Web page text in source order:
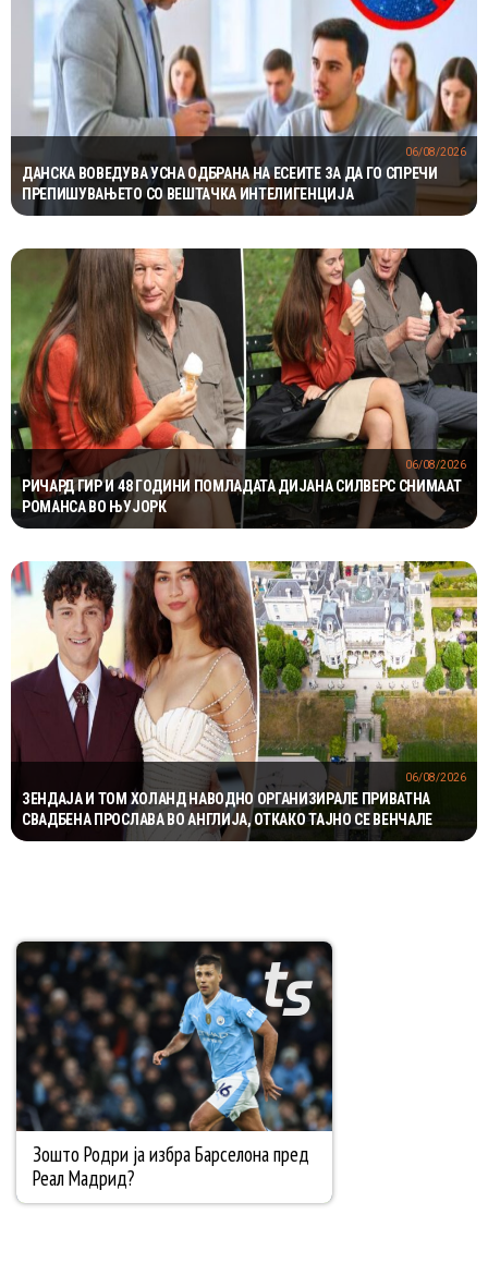
ДАНСКА ВОВЕДУВА УСНА ОДБРАНА НА ЕСЕИТЕ ЗА ДА ГО СПРЕЧИ
ПРЕПИШУВАЊЕТО СО ВЕШТАЧКА ИНТЕЛИГЕНЦИЈА
06/08/2026
РИЧАРД ГИР И 48 ГОДИНИ ПОМЛАДАТА ДИЈАНА СИЛВЕРС СНИМААТ
РОМАНСА ВО ЊУЈОРК
06/08/2026
ЗЕНДАЈА И ТОМ ХОЛАНД НАВОДНО ОРГАНИЗИРАЛЕ ПРИВАТНА
СВАДБЕНА ПРОСЛАВА ВО АНГЛИЈА, ОТКАКО ТАЈНО СЕ ВЕНЧАЛЕ
06/08/2026